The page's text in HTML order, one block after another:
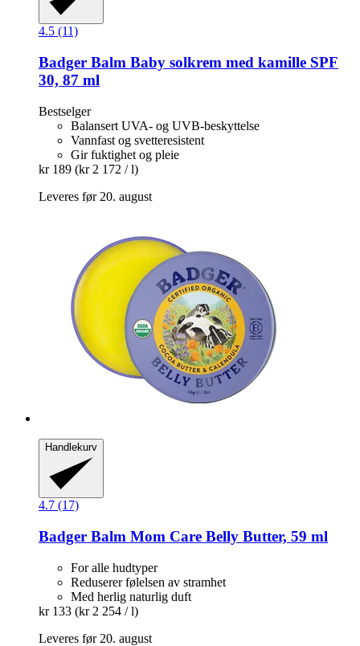
4.5 (11)
Badger Balm Baby solkrem med kamille SPF
30, 87 ml
Bestselger
Balansert UVA- og UVB-beskyttelse
Vannfast og svetteresistent
Gir fuktighet og pleie
kr 189 (kr 2 172 / l)
Leveres før 20. august
Handlekurv
4.7 (17)
Badger Balm Mom Care Belly Butter, 59 ml
For alle hudtyper
Reduserer følelsen av stramhet
Med herlig naturlig duft
kr 133 (kr 2 254 / l)
Leveres før 20. august